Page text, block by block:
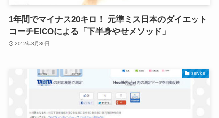
1年間でマイナス20キロ！ 元準ミス日本のダイエット
コーチEICOによる「下半身やせメソッド」
2012年3月30日
service